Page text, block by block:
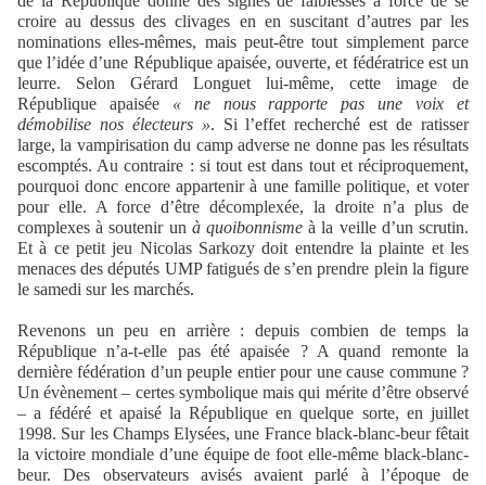
croire au dessus des clivages en en suscitant d’autres par les
nominations elles-mêmes, mais peut-être tout simplement parce
que l’idée d’une République apaisée, ouverte, et fédératrice est un
leurre. Selon Gérard Longuet lui-même, cette image de
République apaisée « ne nous rapporte pas une voix et
démobilise nos électeurs ». Si l’effet recherché est de ratisser
large, la vampirisation du camp adverse ne donne pas les résultats
escomptés. Au contraire : si tout est dans tout et réciproquement,
pourquoi donc encore appartenir à une famille politique, et voter
pour elle. A force d’être décomplexée, la droite n’a plus de
complexes à soutenir un à quoibonnisme à la veille d’un scrutin.
Et à ce petit jeu Nicolas Sarkozy doit entendre la plainte et les
menaces des députés UMP fatigués de s’en prendre plein la figure
le samedi sur les marchés.
Revenons un peu en arrière : depuis combien de temps la
République n’a-t-elle pas été apaisée ? A quand remonte la
dernière fédération d’un peuple entier pour une cause commune ?
Un évènement – certes symbolique mais qui mérite d’être observé
– a fédéré et apaisé la République en quelque sorte, en juillet
1998. Sur les Champs Elysées, une France black-blanc-beur fêtait
la victoire mondiale d’une équipe de foot elle-même black-blanc-
beur. Des observateurs avisés avaient parlé à l’époque de